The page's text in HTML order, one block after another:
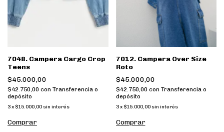
7048. Campera Cargo Crop
Teens
$45.000,00
$42.750,00 con Transferencia o
depósito
3x $15.000,00 sin interés
Comprar
7012. Campera Over Size
Roto
$45.000,00
$42.750,00 con Transferencia o
depósito
3 x $15.000,00 sin interés
Comprar